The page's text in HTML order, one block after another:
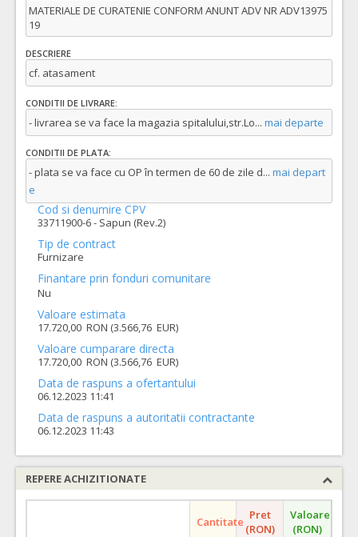
MATERIALE DE CURATENIE CONFORM ANUNT ADV NR ADV13975
19
DESCRIERE
cf. atasament
CONDITII DE LIVRARE:
- livrarea se va face la magazia spitalului,str.Lo... mai departe
CONDITII DE PLATA:
- plata se va face cu OP în termen de 60 de zile d... mai depart
e
Cod si denumire CPV
33711900-6 - Sapun (Rev.2)
Tip de contract
Furnizare
Finantare prin fonduri comunitare
Nu
Valoare estimata
17.720,00 RON (3.566,76 EUR)
Valoare cumparare directa
17.720,00 RON (3.566,76 EUR)
Data de raspuns a ofertantului
06.12.2023 11:41
Data de raspuns a autoritatii contractante
06.12.2023 11:43
REPERE ACHIZITIONATE
Cantitate Pret
(RON)
Valoare
(RON)